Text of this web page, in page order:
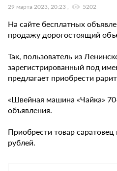
29 марта 2023, 20:23 5202
На сайте бесплатных
продажу дорогостоящий
Так, пользователь из
зарегистрированный под
предлагает приобрести
«Швейная машина «Чайка»
объявления.
Приобрести товар
рублей.